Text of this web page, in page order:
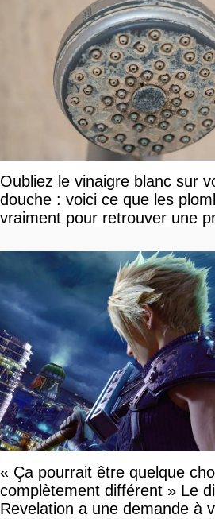
Oubliez le vinaigre blanc sur
douche : voici ce que les
vraiment pour retrouver une
« Ça pourrait être quelque
complètement différent » Le
Revelation a une demande à